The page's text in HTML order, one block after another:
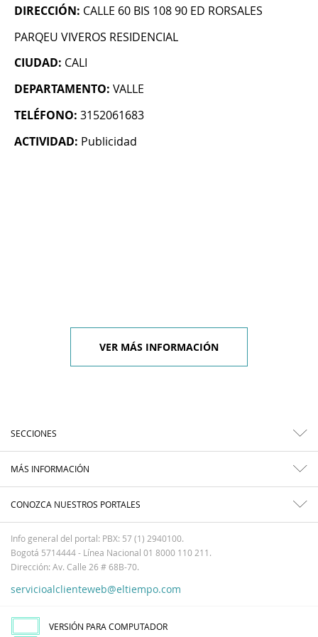
DIRECCIÓN: CALLE 60 BIS 108 90 ED RORSALES
PARQEU VIVEROS RESIDENCIAL
CIUDAD: CALI
DEPARTAMENTO: VALLE
TELÉFONO: 3152061683
ACTIVIDAD: Publicidad
VER MÁS INFORMACIÓN
SECCIONES
MÁS INFORMACIÓN
CONOZCA NUESTROS PORTALES
Info general del portal: PBX: 57 (1) 2940100.
Bogotá 5714444 - Línea Nacional 01 8000 110 211.
Dirección: Av. Calle 26 # 68B-70.
servicioalclienteweb@eltiempo.com
VERSIÓN PARA COMPUTADOR